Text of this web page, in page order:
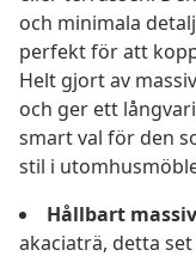
och minimala
perfekt för att
Helt gjort av
och ger ett
smart val för den
stil i
Hållbart
akaciaträ, detta